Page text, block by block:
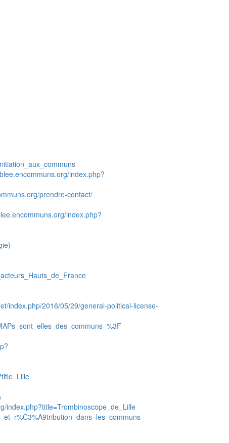
index.php?
prendre-contact/
index.php?
index.php/2016/05/29/general-political-license-
index.php?title=Trombinoscope_de_Lille